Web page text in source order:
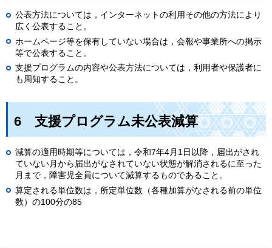
公表方法については，インターネットの利用その他の方法により
広く公表すること。
ホームページ等を保有していない場合は，会報や事業所への掲示
等で公表すること。
支援プログラムの内容や公表方法については，利用者や保護者に
も周知すること。
6 支援プログラム未公表減算
減算の適用時期等については，令和7年4月1日以降，届出がされ
ていない月から届出がなされていない状態が解消されるに至った
月まで，障害児全員について減算するものであること。
算定される単位数は，所定単位数（各種加算がなされる前の単位
数）の100分の85